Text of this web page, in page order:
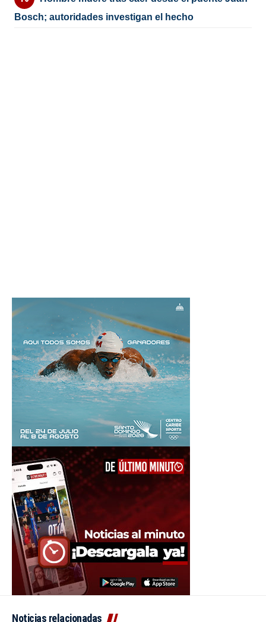
Bosch; autoridades investigan el hecho
Noticias relacionadas